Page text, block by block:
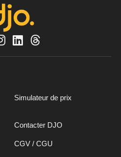
Simulateur de prix
Contacter DJO
CGV / CGU